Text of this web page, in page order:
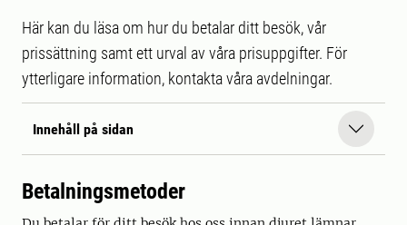
Här kan du läsa om hur du betalar ditt besök, vår
prissättning samt ett urval av våra prisuppgifter. För
ytterligare information, kontakta våra avdelningar.
Innehåll på sidan
Betalningsmetoder